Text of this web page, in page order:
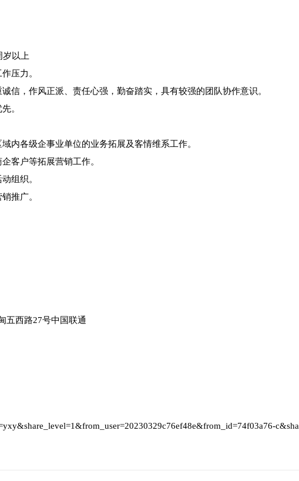
岁以上
压力。
信，作风正派、责任心强，勤奋踏实，具有较强的团队协作意识。
。
内各级企事业单位的业务拓展及客情维系工作。
客户等拓展营销工作。
组织。
推广。
五西路27号中国联通